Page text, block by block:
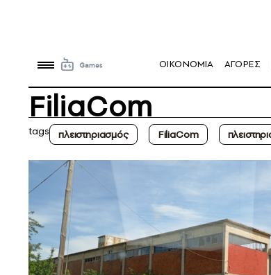
OIKONOMIA ΑΓΟΡΕΣ
FiliaCom
tags πλειστηριασμός FiliaCom